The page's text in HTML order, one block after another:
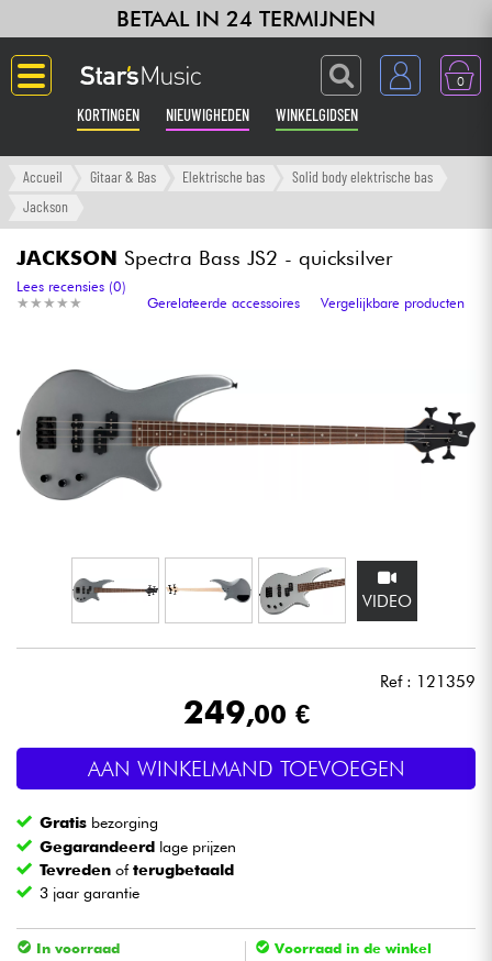
BETAAL IN 24 TERMIJNEN
0
KORTINGEN NIEUWIGHEDEN WINKELGIDSEN
Langue
Versterker & Effecten
Synths & samplers
Home-studio
Licht
Blaasinstrument
Accueil Gitaar & Bas Elektrische bas
Solid body elektrische bas
Jackson
JACKSON Spectra Bass JS2 - quicksilver
★ ★ ★ ★ ★
★ ★ ★ ★ ★
Lees recensies (0)
Gerelateerde accessoires
Vergelijkbare producten
VIDEO
Ref : 121359
249,00 €
AAN WINKELMAND TOEVOEGEN
Gratis bezorging
Gegarandeerd lage prijzen
Tevreden ofterugbetaald
3 jaar garantie
In voorraad
Voorraad in de winkel